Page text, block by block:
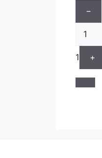
−
1 +